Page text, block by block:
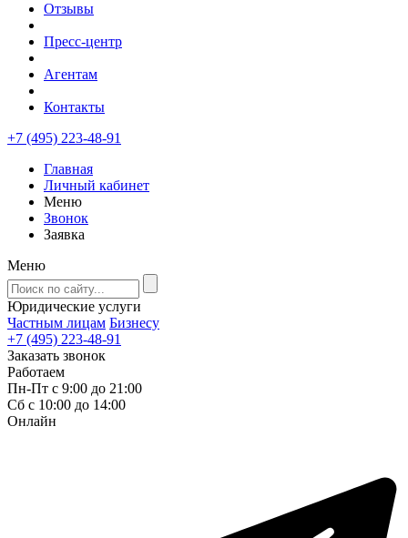
Отзывы
Пресс-центр
Агентам
Контакты
+7 (495) 223-48-91
Главная
Личный кабинет
Меню
Звонок
Заявка
Меню
Юридические услуги
Частным лицам Бизнесу
+7 (495) 223-48-91
Заказать звонок
Работаем
Пн-Пт с 9:00 до 21:00
Сб с 10:00 до 14:00
Онлайн